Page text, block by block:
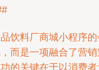
饮料厂商城小程序
而是一项融合了营
的关键在于以消费